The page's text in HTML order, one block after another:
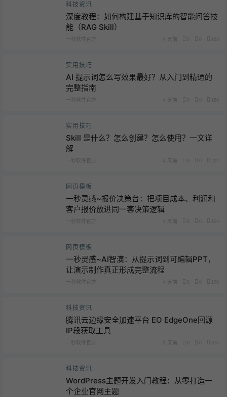
科技资讯
深度教程：如何构建基于知识库的智能问答技
能（RAG Skill）
一秒软件官方 193
实用技巧
AI 提示词怎么写效果最好？从入门到精通的
完整指南
一秒软件官方 180
实用技巧
Skill 是什么？怎么创建？怎么使用？一文详
解
一秒软件官方
网页模板
一秒灵感~报价决策台：把项目成本、利润和
客户报价放进同一套决策逻辑
一秒软件官方 154
网页模板
一秒灵感~AI智演：从提示词到可编辑PPT，
让演示制作真正形成完整流程
一秒软件官方 190
科技资讯
腾讯云边缘安全加速平台 EO EdgeOne回源
IP段获取工具
一秒软件官方 5 天前
科技资讯
WordPress主题开发入门教程：从零打造一
个企业官网主题